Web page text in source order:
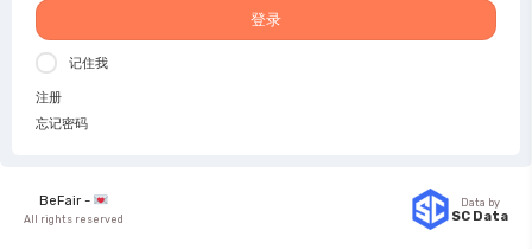
登录
记住我
注册
忘记密码
BeFair -
All rights reserved
Data by
SC Data